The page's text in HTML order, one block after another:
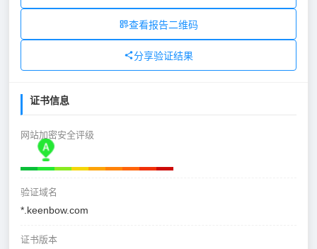
查看报告二维码
分享验证结果
证书信息
网站加密安全评级
验证域名
*.keenbow.com
证书版本